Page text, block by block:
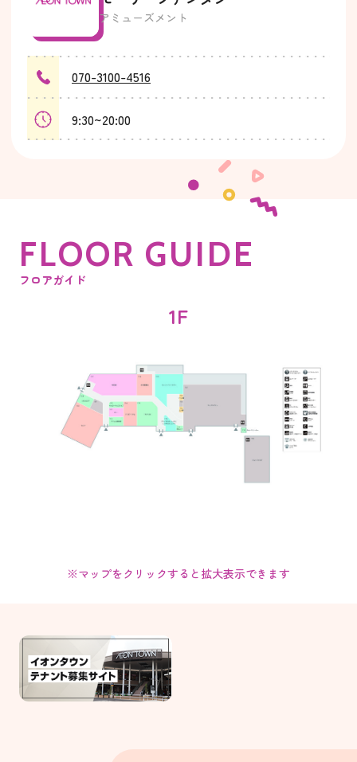
アミューズメント
070-3100-4516
9:30~20:00
FLOOR GUIDE
フロアガイド
1F
※マップをクリックすると拡大表示できます